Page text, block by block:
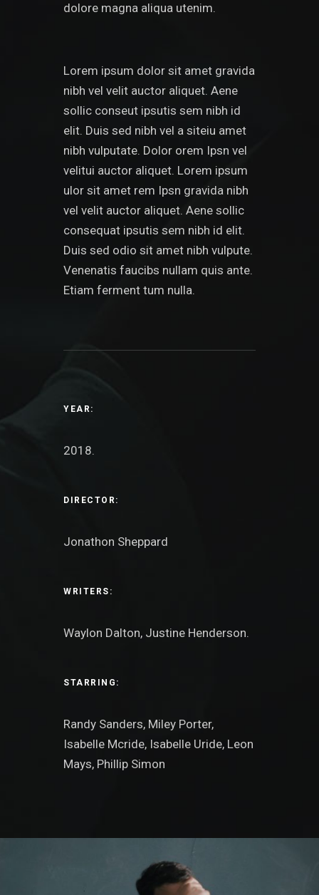
dolore magna aliqua utenim.
Lorem ipsum dolor sit amet gravida
nibh vel velit auctor aliquet. Aene
sollic conseut ipsutis sem nibh id
elit. Duis sed nibh vel a siteiu amet
nibh vulputate. Dolor orem Ipsn vel
velitui auctor aliquet. Lorem ipsum
ulor sit amet rem Ipsn gravida nibh
vel velit auctor aliquet. Aene sollic
consequat ipsutis sem nibh id elit.
Duis sed odio sit amet nibh vulpute.
Venenatis faucibs nullam quis ante.
Etiam ferment tum nulla.
YEAR:
2018.
DIRECTOR:
Jonathon Sheppard
WRITERS:
Waylon Dalton, Justine Henderson.
STARRING:
Randy Sanders, Miley Porter,
Isabelle Mcride, Isabelle Uride, Leon
Mays, Phillip Simon